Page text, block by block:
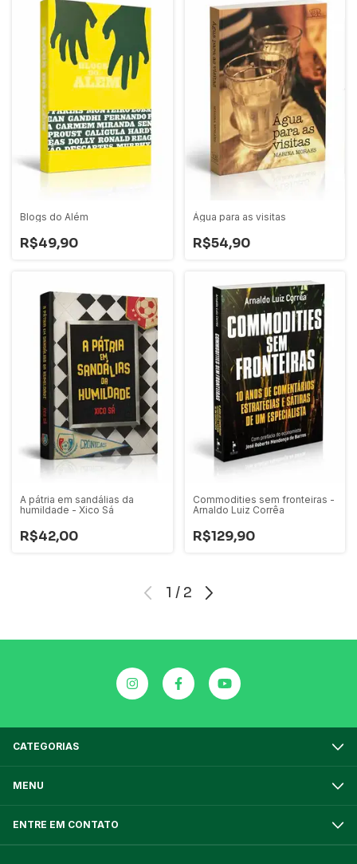
Blogs do Além
R$49,90
Água para as visitas
R$54,90
A pátria em sandálias da
humildade - Xico Sá
R$42,00
Commodities sem fronteiras -
Arnaldo Luiz Corrêa
R$129,90
1 / 2
CATEGORIAS
MENU
ENTRE EM CONTATO